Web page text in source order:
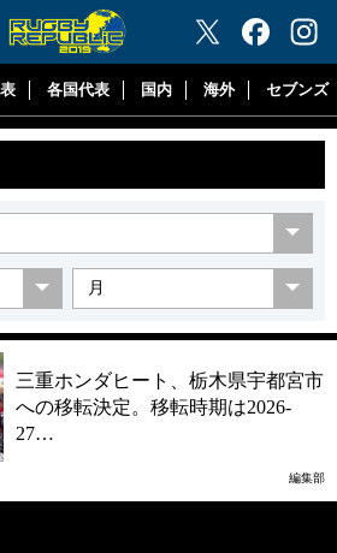
"ラグビーリパブリック"
各国代表 国内 海外 セブンズ
三重ホンダヒート、栃木県宇都宮市
への移転決定。移転時期は2026-
27…
編集部